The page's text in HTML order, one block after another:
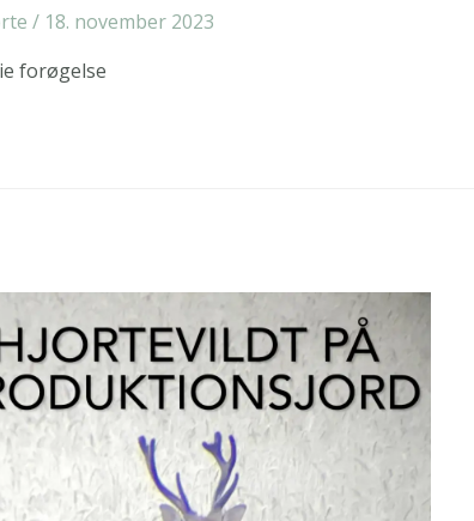
/ 18. november 2023
forøgelse